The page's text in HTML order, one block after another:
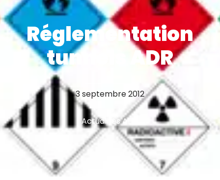
Réglementation
tunnels ADR
3 septembre 2012
Actualités ADR